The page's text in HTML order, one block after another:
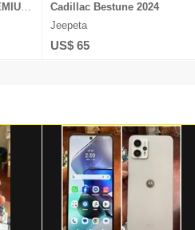
Toyota RAV4 XLE PREMIUM 2021
Cadillac Bestune 2024
Jeepeta
US$ 65
Muebles
Legales
Plantas Eláctricas